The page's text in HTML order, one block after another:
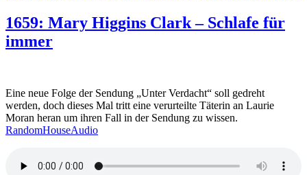
1659: Mary Higgins Clark – Schlafe für
immer
Eine neue Folge der Sendung „Unter Verdacht“ soll gedreht
werden, doch dieses Mal tritt eine verurteilte Täterin an Laurie
Moran heran um ihren Fall in der Sendung zu wissen.
RandomHouseAudio